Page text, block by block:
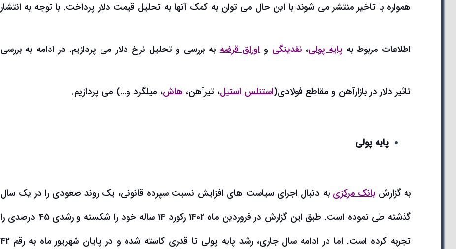
همواره با تاخیر منتشر می شوند با این حال می توان به کمک آنها به تحلیل قیمت دلار پرداخت. با توجه به انتشار
اطلاعات مربوط به پایه پولی، نقدینگی واوراق قرضهبه بررسی و تحلیل نرخ دلار می پردازیم. در ادامه به بررسی
تاثیر دلار در بازارآهن و مقاطع فولادی(استنلس استیل، تیرآهن، هاش، میلگرد و…) می پردازیم.
پایه پولی
به گزارش بانکمرکزی به دنبال اجرای سیاست های افزایش نسبت سپرده قانونی، یک روند صعودی را در یک سال
گذشته طی نموده است. طبق این گزارش در فروردین ماه 1402 رکورد 14 ساله خود را شکسته و رشدی 45 درصدی را
تجربه کرده است. اما در ادامه سال جاری، رشد پایه پولی تا قدری کاسته شده و در پایان شهریور ماه به رقم 42